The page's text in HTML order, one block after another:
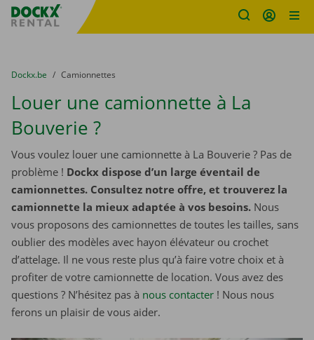
sitename
You are here:
du
Dockx.be to
Camionnettes
Louer une camionnette à La
Bouverie ?
Vous voulez louer une camionnette à La Bouverie ? Pas de
problème ! Dockx dispose d’un large éventail de
camionnettes. Consultez notre offre, et trouverez la
camionnette la mieux adaptée à vos besoins. Nous
vous proposons des camionnettes de toutes les tailles, sans
oublier des modèles avec hayon élévateur ou crochet
d’attelage. Il ne vous reste plus qu’à faire votre choix et à
profiter de votre camionnette de location. Vous avez des
questions ? N’hésitez pas à nous contacter ! Nous nous
ferons un plaisir de vous aider.